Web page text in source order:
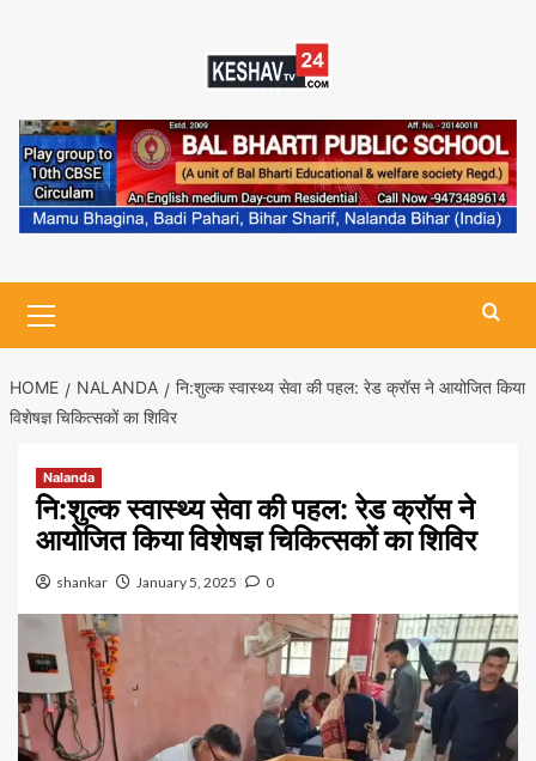
Menu
HOME NALANDA
नि:शुल्क स्वास्थ्य सेवा की पहल: रेड क्रॉस ने आयोजित किया
विशेषज्ञ चिकित्सकों का शिविर
Nalanda
नि:शुल्क स्वास्थ्य सेवा की पहल: रेड क्रॉस ने
आयोजित किया विशेषज्ञ चिकित्सकों का शिविर
shankar January 5, 2025 0